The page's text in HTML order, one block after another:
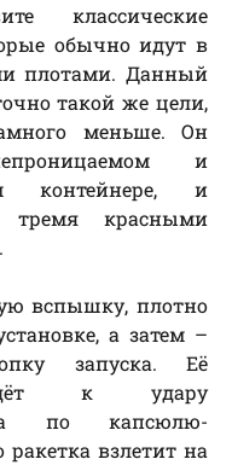
классические
обычно идут в
плотами. Данный
такой же цели,
меньше. Он
и
контейнере, и
красными
вспышку, плотно
а затем –
запуска. Её
к удару
по капсюлю-
взлетит на